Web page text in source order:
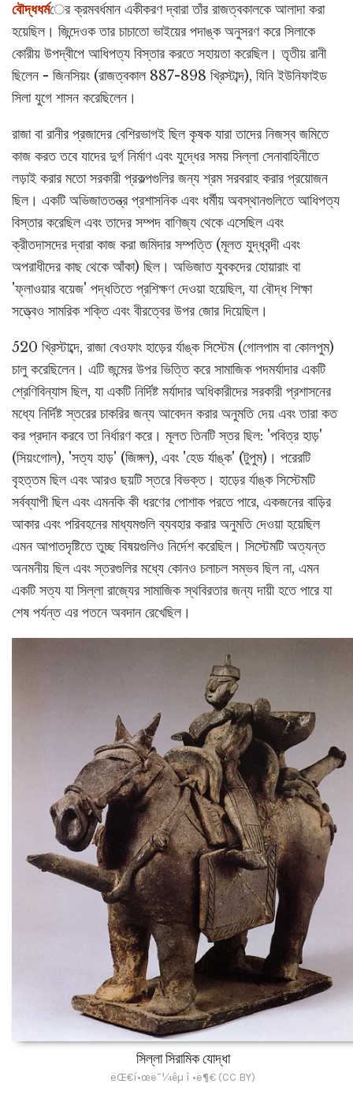
বৌদ্ধধর্মের ক্রমবর্ধমান একীকরণ দ্বারা তাঁর রাজত্বকালকে আলাদা করা
হয়েছিল। জিন্দেওক তার চাচাতো ভাইয়ের পদাঙ্ক অনুসরণ করে সিলাকে
কোরীয় উপদ্বীপে আধিপত্য বিস্তার করতে সহায়তা করেছিল। তৃতীয় রানী
ছিলেন - জিনসিয়ং (রাজত্বকাল 887-898 খ্রিস্টাব্দ), যিনি ইউনিফাইড
সিলা যুগে শাসন করেছিলেন।
রাজা বা রানীর প্রজাদের বেশিরভাগই ছিল কৃষক যারা তাদের নিজস্ব জমিতে
কাজ করত তবে যাদের দুর্গ নির্মাণ এবং যুদ্ধের সময় সিল্লা সেনাবাহিনীতে
লড়াই করার মতো সরকারী প্রকল্পগুলির জন্য শ্রম সরবরাহ করার প্রয়োজন
ছিল। একটি অভিজাততন্ত্র প্রশাসনিক এবং ধর্মীয় অবস্থানগুলিতে আধিপত্য
বিস্তার করেছিল এবং তাদের সম্পদ বাণিজ্য থেকে এসেছিল এবং
ক্রীতদাসদের দ্বারা কাজ করা জমিদার সম্পত্তি (মূলত যুদ্ধবন্দী এবং
অপরাধীদের কাছ থেকে আঁকা) ছিল। অভিজাত যুবকদের হোয়ারাং বা
'ফ্লাওয়ার বয়েজ' পদ্ধতিতে প্রশিক্ষণ দেওয়া হয়েছিল, যা বৌদ্ধ শিক্ষা
সত্ত্বেও সামরিক শক্তি এবং বীরত্বের উপর জোর দিয়েছিল।
520 খ্রিস্টাব্দে, রাজা বেওফাং হাড়ের র্যাঙ্ক সিস্টেম (গোলপাম বা কোলপুম)
চালু করেছিলেন। এটি জন্মের উপর ভিত্তি করে সামাজিক পদমর্যাদার একটি
শ্রেণিবিন্যাস ছিল, যা একটি নির্দিষ্ট মর্যাদার অধিকারীদের সরকারী প্রশাসনের
মধ্যে নির্দিষ্ট স্তরের চাকরির জন্য আবেদন করার অনুমতি দেয় এবং তারা কত
কর প্রদান করবে তা নির্ধারণ করে। মূলত তিনটি স্তর ছিল: 'পবিত্র হাড়'
(সিয়ংগোল), 'সত্য হাড়' (জিঙ্গল), এবং 'হেড র্যাঙ্ক' (টুপুম)। পরেরটি
বৃহত্তম ছিল এবং আরও ছয়টি স্তরে বিভক্ত। হাড়ের র্যাঙ্ক সিস্টেমটি
সর্বব্যাপী ছিল এবং এমনকি কী ধরণের পোশাক পরতে পারে, একজনের বাড়ির
আকার এবং পরিবহনের মাধ্যমগুলি ব্যবহার করার অনুমতি দেওয়া হয়েছিল
এমন আপাতদৃষ্টিতে তুচ্ছ বিষয়গুলিও নির্দেশ করেছিল। সিস্টেমটি অত্যন্ত
অনমনীয় ছিল এবং স্তরগুলির মধ্যে কোনও চলাচল সম্ভব ছিল না, এমন
একটি সত্য যা সিল্লা রাজ্যের সামাজিক স্থবিরতার জন্য দায়ী হতে পারে যা
শেষ পর্যন্ত এর পতনে অবদান রেখেছিল।
সিল্লা সিরামিক যোদ্ধা
ëŒ€í•œë¯¼êµ­ ì •ë¶€ (CC BY)